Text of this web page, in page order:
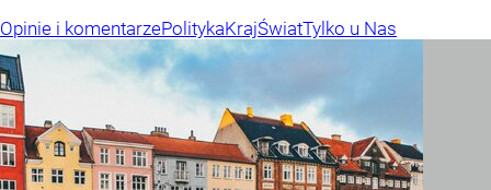
Opinie i komentarzePolitykaKrajŚwiatTylko u Nas